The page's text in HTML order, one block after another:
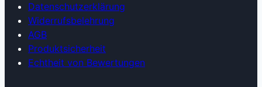
Datenschutzerklärung
Widerrufsbelehrung
AGB
Produkt­sicherheit
Echtheit von Bewertungen